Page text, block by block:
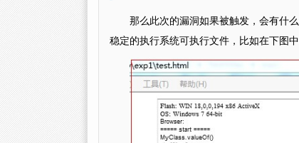
那么此次的漏洞如果被触发，会有什
稳定的执行系统可执行文件，比如在下图中